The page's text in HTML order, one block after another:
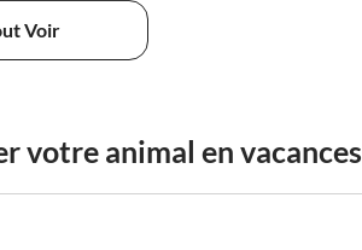
Voir
votre animal en